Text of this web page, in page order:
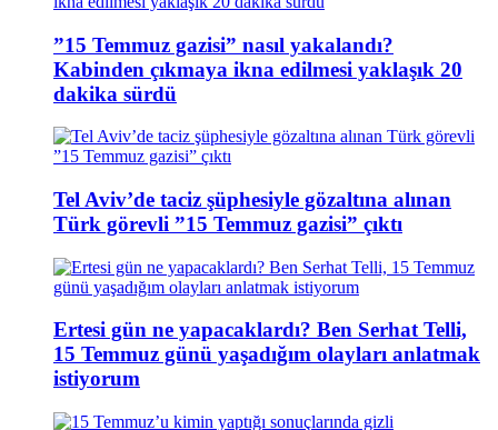
”15 Temmuz gazisi” nasıl yakalandı?
Kabinden çıkmaya ikna edilmesi yaklaşık 20
dakika sürdü
Tel Aviv’de taciz şüphesiyle gözaltına alınan
Türk görevli ”15 Temmuz gazisi” çıktı
Ertesi gün ne yapacaklardı? Ben Serhat Telli,
15 Temmuz günü yaşadığım olayları anlatmak
istiyorum